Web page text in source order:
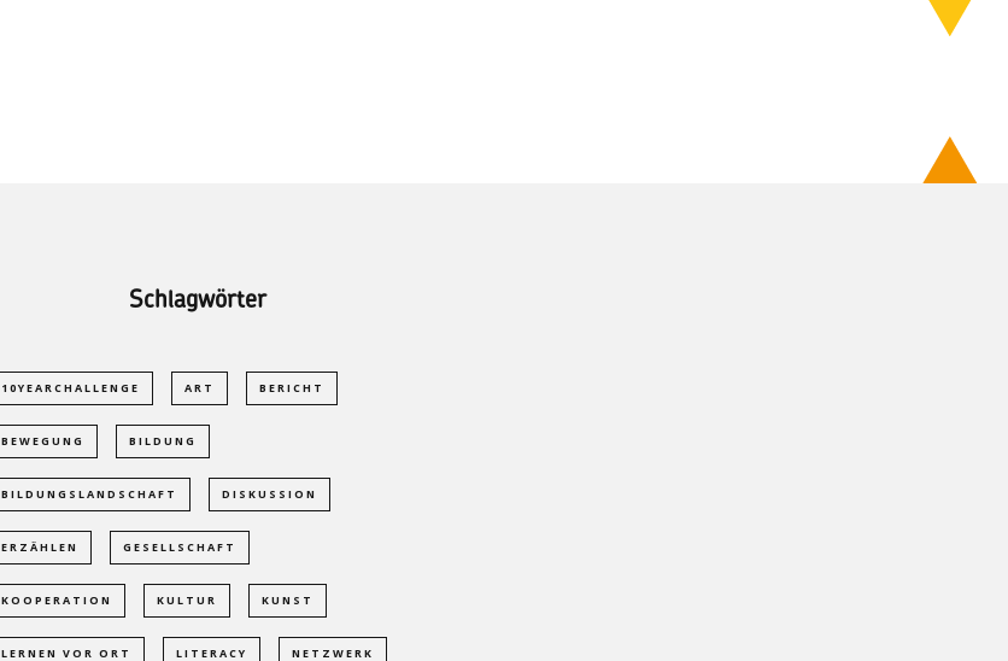
Schlagwörter
10YEARCHALLENGE ART BERICHT
BEWEGUNG BILDUNG
BILDUNGSLANDSCHAFT DISKUSSION
ERZÄHLEN GESELLSCHAFT
KOOPERATION KULTUR KUNST
LERNEN VOR ORT LITERACY NETZWERK